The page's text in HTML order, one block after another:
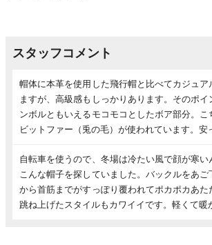
スタッフコメント
帽体に本革を使用した飛行帽と比べてカジュア
ますが、高級感もしっかりあります。そのポ
ンボルともいえるモコモコとしたボア部分。こ
ビットファー（兎の毛）が使われています。安
自転車を使うので、冬場は冷たい風で顔が寒
こんな帽子を探していました。バックルをあ
から首筋までがすっぽり覆われてポカポカあた
跳ね上げたスタイルもカワイイです。軽くて暖